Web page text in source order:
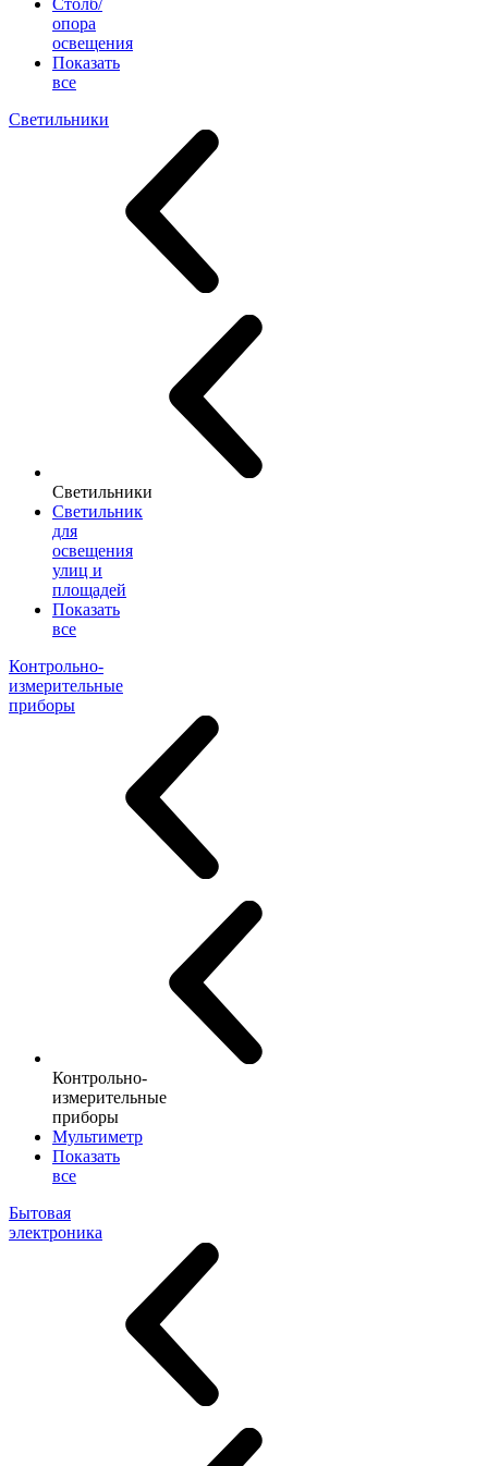
Столб/
опора
освещения
Показать
все
Светильники
Светильники
Светильник
для
освещения
улиц и
площадей
Показать
все
Контрольно-
измерительные
приборы
Контрольно-
измерительные
приборы
Мультиметр
Показать
все
Бытовая
электроника